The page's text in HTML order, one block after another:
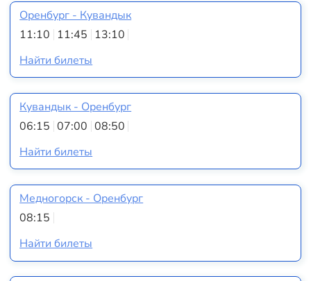
Оренбург - Кувандык
11:10 11:45 13:10
Найти билеты
Кувандык - Оренбург
06:15 07:00 08:50
Найти билеты
Медногорск - Оренбург
08:15
Найти билеты